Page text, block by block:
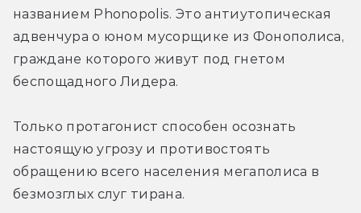
названием Phonopolis. Это антиутопическая
адвенчура о юном мусорщике из Фонополиса,
беспощадного Лидера.
Только протагонист способен осознать
настоящую угрозу и противостоять
обращению всего населения мегаполиса в
безмозглых слуг тирана.